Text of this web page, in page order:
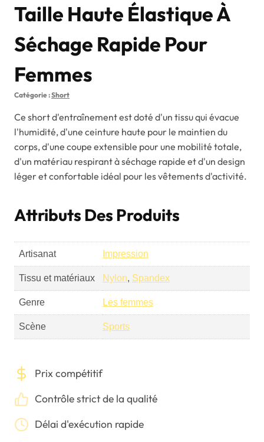
Taille Haute Élastique À
Séchage Rapide Pour
Femmes
Catégorie :Short
Ce short d'entraînement est doté d'un tissu qui évacue
l'humidité, d'une ceinture haute pour le maintien du
corps, d'une coupe extensible pour une mobilité totale,
d'un matériau respirant à séchage rapide et d'un design
léger et confortable idéal pour les vêtements d'activité.
Attributs Des Produits
Artisanat Impression
Tissu et matériaux Nylon, Spandex
Genre Les femmes
Scène Sports
Prix compétitif
Contrôle strict de la qualité
Délai d'exécution rapide